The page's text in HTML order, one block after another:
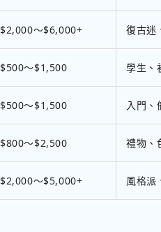
$2,000～$6,000+ 復古迷
$500～$1,500 學生、
$500～$1,500 入門、
$800～$2,500 禮物、
$2,000～$5,000+ 風格派